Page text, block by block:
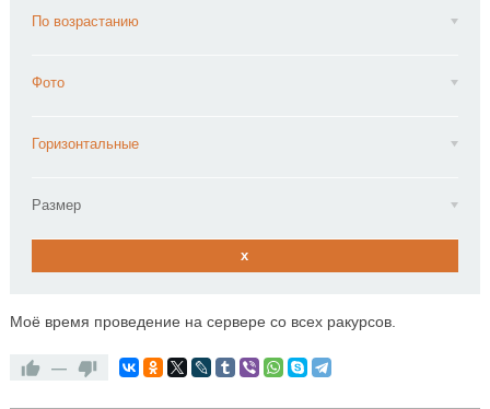
По возрастанию
Фото
Горизонтальные
Размер
x
Моё время проведение на сервере со всех ракурсов.
—